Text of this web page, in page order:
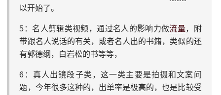
以开始了。
5：名人剪辑类视频，通过名人的影响力做流量，附
带跟名人说话的有关，或者名人出的书籍，类似的还
有郭德纲，白岩松的书等等，
6：真人出镜段子类，这一类主要是拍摄和文案问
题，今年很多这种的，出单率是极高的，也是比较受